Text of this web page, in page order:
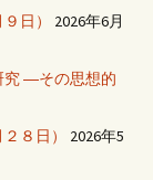
日）
2026年6月
―その思想的
８日）
2026年5